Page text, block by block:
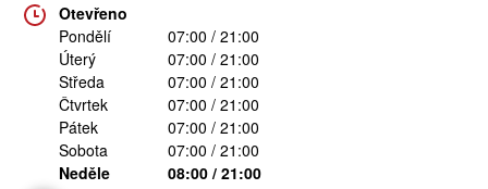
Otevřeno
Pondělí
07:00 / 21:00
Úterý
07:00 / 21:00
Středa
07:00 / 21:00
Čtvrtek
07:00 / 21:00
Pátek
07:00 / 21:00
Sobota
07:00 / 21:00
Neděle
08:00 / 21:00